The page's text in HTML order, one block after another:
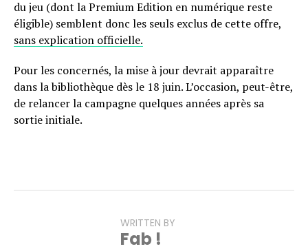
du jeu (dont la Premium Edition en numérique reste
éligible) semblent donc les seuls exclus de cette offre,
sans explication officielle.
Pour les concernés, la mise à jour devrait apparaître
dans la bibliothèque dès le 18 juin. L’occasion, peut-être,
de relancer la campagne quelques années après sa
sortie initiale.
WRITTEN BY
Fab !